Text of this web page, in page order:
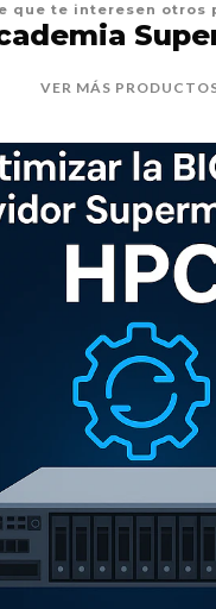
que te interesen otros
VER MÁS